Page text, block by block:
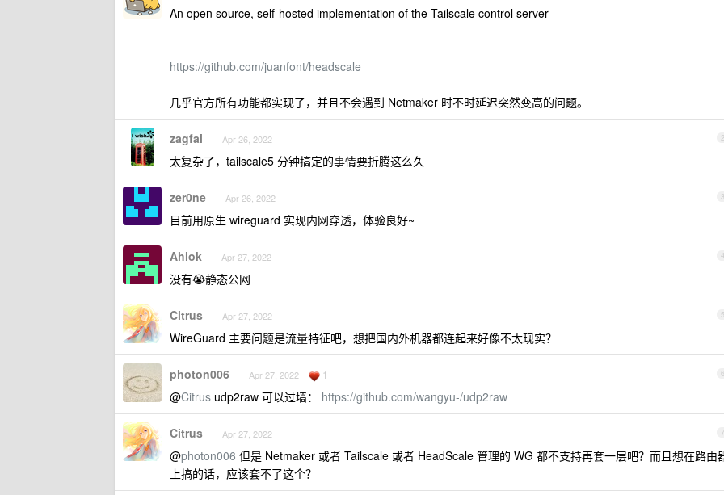
An open source, self-hosted implementation of the Tailscale control server
https://github.com/juanfont/headscale
几乎官方所有功能都实现了，并且不会遇到 Netmaker 时不时延迟突然变高的问题。
2
zagfai Apr 26, 2022
太复杂了，tailscale5 分钟搞定的事情要折腾这么久
3
zer0ne Apr 26, 2022
目前用原生 wireguard 实现内网穿透，体验良好~
4
Ahiok Apr 27, 2022
没有😭静态公网
5
Citrus Apr 27, 2022
WireGuard 主要问题是流量特征吧，想把国内外机器都连起来好像不太现实？
6
photon006 Apr 27, 2022 1
@Citrus udp2raw 可以过墙： https://github.com/wangyu-/udp2raw
7
Citrus Apr 27, 2022
@photon006 但是 Netmaker 或者 Tailscale 或者 HeadScale 管理的 WG 都不支持再套一层吧？而且想在路由
上搞的话，应该套不了这个？